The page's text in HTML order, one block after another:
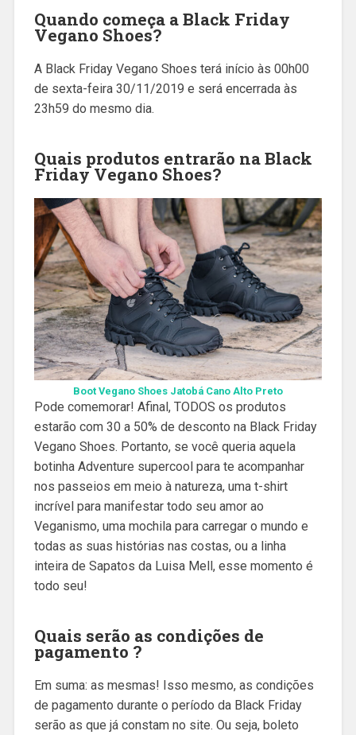
Quando começa a Black Friday
Vegano Shoes?
A Black Friday Vegano Shoes terá início às 00h00
de sexta-feira 30/11/2019 e será encerrada às
23h59 do mesmo dia.
Quais produtos entrarão na Black
Friday Vegano Shoes?
Boot Vegano Shoes Jatobá Cano Alto Preto
Pode comemorar! Afinal, TODOS os produtos
estarão com 30 a 50% de desconto na Black Friday
Vegano Shoes. Portanto, se você queria aquela
botinha Adventure supercool para te acompanhar
nos passeios em meio à natureza, uma t-shirt
incrível para manifestar todo seu amor ao
Veganismo, uma mochila para carregar o mundo e
todas as suas histórias nas costas, ou a linha
inteira de Sapatos da Luisa Mell, esse momento é
todo seu!
Quais serão as condições de
pagamento ?
Em suma: as mesmas! Isso mesmo, as condições
de pagamento durante o período da Black Friday
serão as que já constam no site. Ou seja, boleto